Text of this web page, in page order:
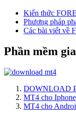
Kiến thức
Phương pháp
Các bài viết về
Phần mềm
DOWNLOAD
MT4 cho
MT4 cho